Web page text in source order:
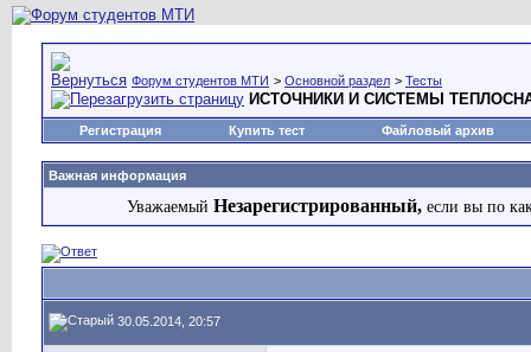
Форум студентов МТИ > Основной раздел > Тесты
ИСТОЧНИКИ И СИСТЕМЫ
Регистрация Купить тест Файловый архив
Важная информация
Уважаемый Незарегистрированный, если вы по
30.05.2014, 20:57